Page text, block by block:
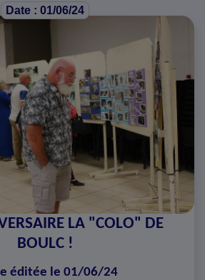
Date : 01/06/24
LA "COLO" DE
BOULC !
éditée le 01/06/24